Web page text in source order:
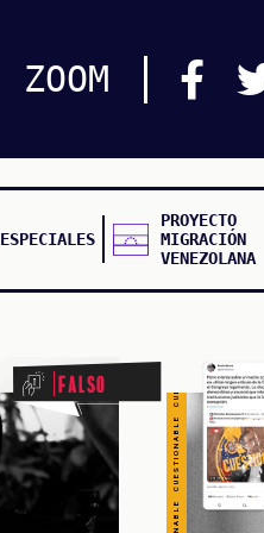
ZOOM
ESPECIALES
PROYECTO
MIGRACIÓN
VENEZOLANA
Falso CUESTIONABLE CUESTIONABLE CUESTIONABLE CUESTIONABLE CUESTIONABLE CUESTIONABLE CUESTIONABLE